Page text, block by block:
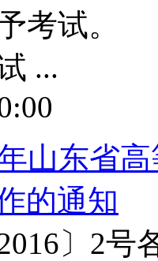
考试。
...
山东省
的通知
〕2